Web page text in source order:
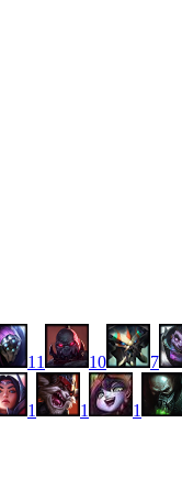
11 10 7
1 1 1